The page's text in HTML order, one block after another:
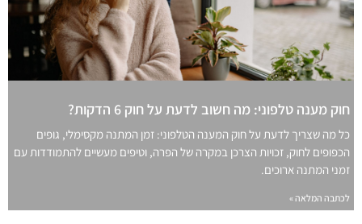
חוק מענה טלפוני: מה חשוב לדעת על חוק 6 הדקות?
כל מה שצריך לדעת על חוק המענה הטלפוני: זמן המתנה מקסימלי, גופים
הכפופים לחוק, זכויות הצרכן במקרה של הפרה, וטיפים מעשיים להתמודדות עם
זמני המתנה ארוכים.
לכתבה המלאה »